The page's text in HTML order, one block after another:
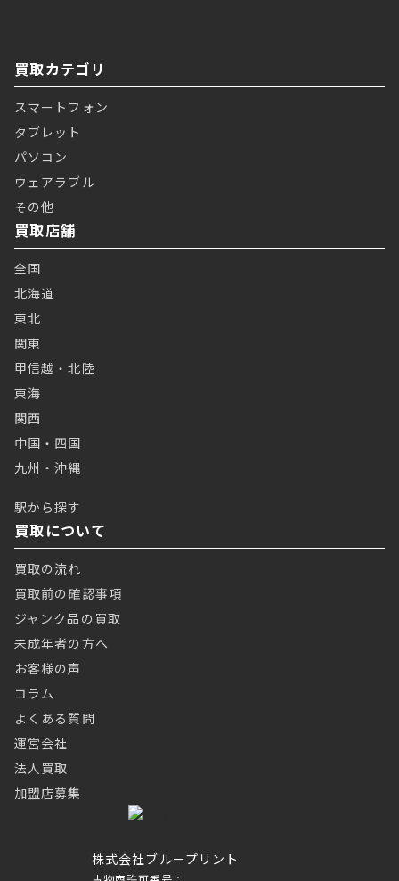
株式会社ブループリント
買取カテゴリ
スマートフォン
タブレット
パソコン
ウェアラブル
その他
買取店舗
全国
北海道
東北
関東
甲信越・北陸
東海
関西
中国・四国
九州・沖縄
駅から探す
買取について
買取の流れ
買取前の確認事項
ジャンク品の買取
未成年者の方へ
お客様の声
コラム
よくある質問
運営会社
法人買取
加盟店募集